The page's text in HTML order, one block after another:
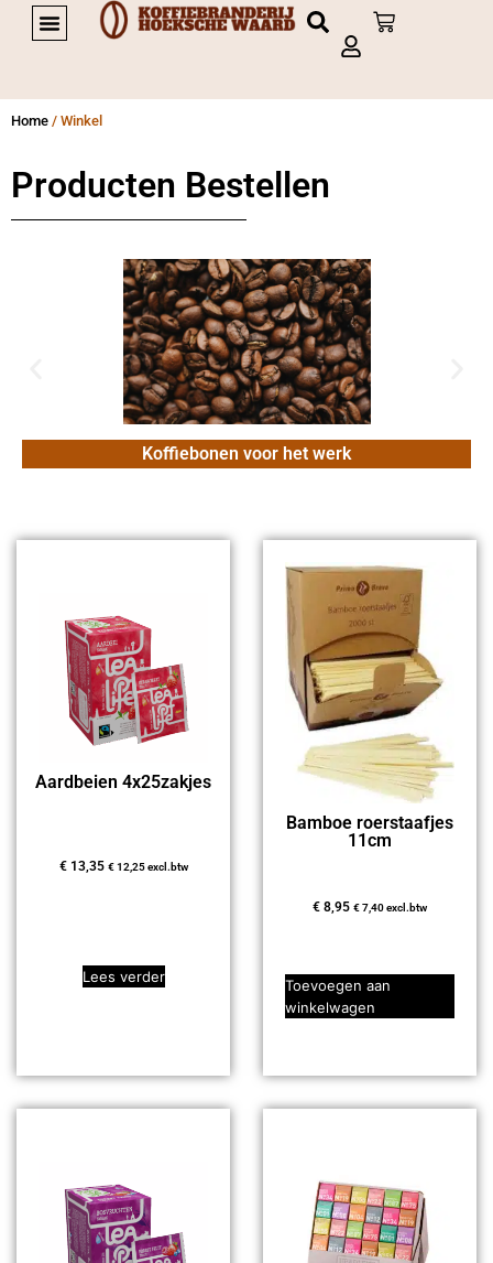
Home / Winkel
Producten Bestellen
Koffiebonen voor het werk
Aardbeien 4x25zakjes
€13,35 €12,25excl.btw
Lees verder
Bamboe roerstaafjes
11cm
€ 8,95 €7,40excl.btw
Toevoegen aan
winkelwagen